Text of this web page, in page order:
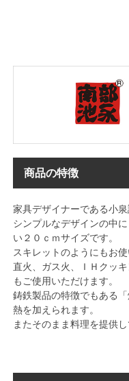
商品の特徴
家具デザイナーである小
シンプルなデザインの中
い２０ｃｍサイズです。
スキレットのようにもお使
直火、ガス火、ＩＨクッ
もご使用いただけます。
鋳鉄製品の特徴でもある
熱を加えられます。
またそのまま料理を提供